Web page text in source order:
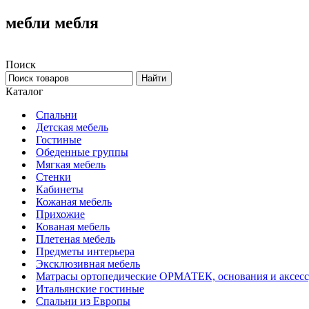
мебли мебля
Поиск
Каталог
Спальни
Детская мебель
Гостиные
Обеденные группы
Мягкая мебель
Стенки
Кабинеты
Кожаная мебель
Прихожие
Кованая мебель
Плетеная мебель
Предметы интерьера
Эксклюзивная мебель
Матрасы ортопедические ОРМАТЕК, основания и
Итальянские гостиные
Спальни из Европы